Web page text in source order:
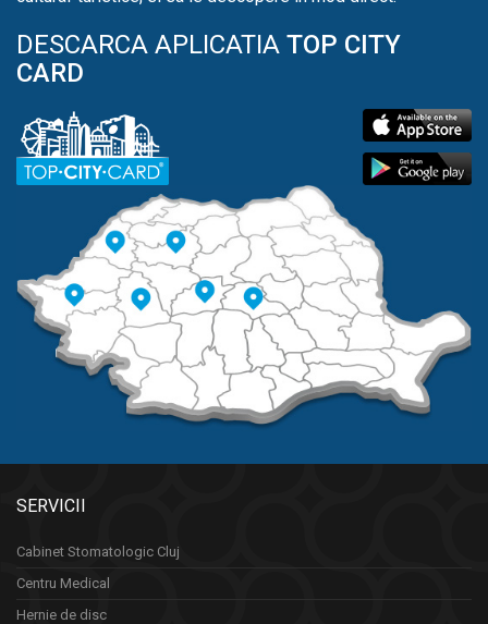
DESCARCA APLICATIA TOP CITY
CARD
SERVICII
Cabinet Stomatologic Cluj
Centru Medical
Hernie de disc